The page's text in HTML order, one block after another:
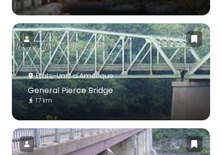
États-Unis d'Amérique
General Pierce Bridge
1.7 km